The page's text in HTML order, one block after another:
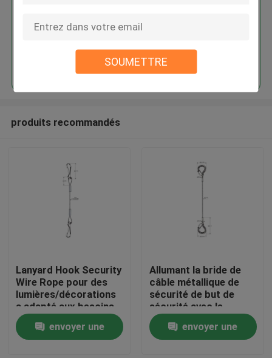
SOUMETTRE
Maison
Des produits
Continuer
produits recommandés
Lanyard Hook Security
Wire Rope pour des
lumières/décorations
a adapté aux besoins
du client
envoyer une
Allumant la bride de
câble métallique de
sécurité de but de
sécurité avec le
crochet instantané
sur chacun des deux
extrémité
envoyer une